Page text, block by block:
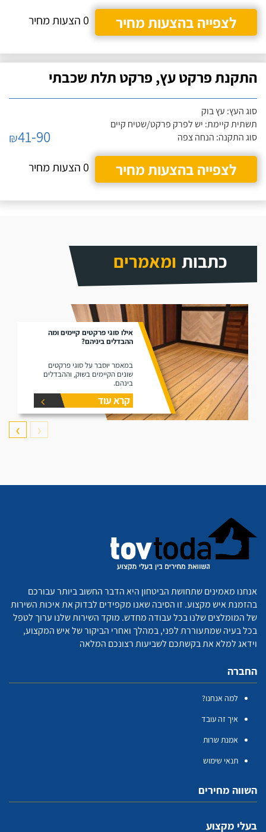
לצפייה בהצעות מחיר
0 הצעות מחיר
התקנת פרקט עץ, פרקט תלת שכבתי
סוג העץ: עץ בוק
תשתית קיימת: יש לפרק פרקט/שטיח קיים
סוג התקנה: הנחה צפה
₪41-90
לצפייה בהצעות מחיר
0 הצעות מחיר
כתבות ומאמרים
אילו סוגי פרקטים קיימים ומה
ההבדלים ביניהם?
במאמר יוסבר על סוגי פרקטים
שונים הקיימים בשוק, וההבדלים
בינהם.
קרא עוד
❮
❯
אנחנו מאמינים שתחושת הביטחון היא הדבר החשוב ביותר עבורכם
בהזמנת איש מקצוע. זו הסיבה שאנו מקפידים לבדוק את איכות השירות
של המומלצים שלנו בכל עבודה מחדש. מוקד השירות שלנו ערוך לטפל
בכל בעיה שמתעוררת לפני, במהלך ואחרי הביקור של איש המקצוע,
וידאג למלא את בקשתכם לשביעות רצונכם המלאה
החברה
למה אנחנו?
איך זה עובד
אמנת שרות
תנאי שימוש
השווה מחירים
בעלי מקצוע